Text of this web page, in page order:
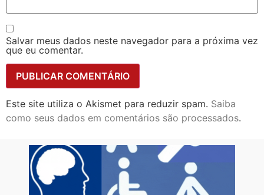
Salvar meus dados neste navegador para a próxima vez
que eu comentar.
Este site utiliza o Akismet para reduzir spam. Saiba
como seus dados em comentários são processados.